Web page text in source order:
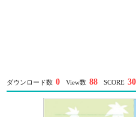
ダウンロード数 0 View数 88 SCORE